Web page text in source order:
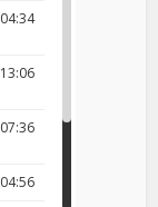
04:34
13:06
07:36
04:56